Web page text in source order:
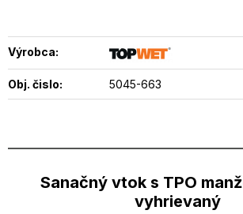
Výrobca:
Obj. čislo: 5045-663
Sanačný vtok s TPO
vyhrievaný